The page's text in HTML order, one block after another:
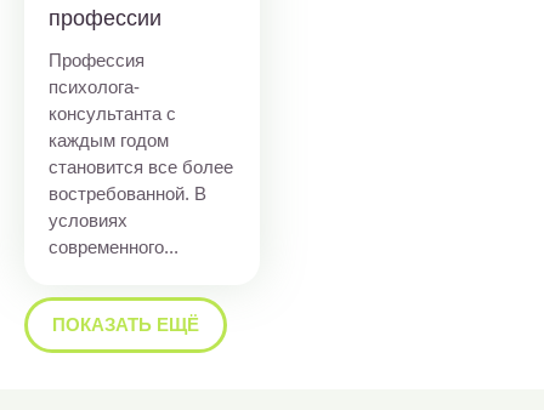
профессии
Профессия
психолога-
консультанта с
каждым годом
становится все более
востребованной. В
условиях
современного...
ПОКАЗАТЬ ЕЩЁ